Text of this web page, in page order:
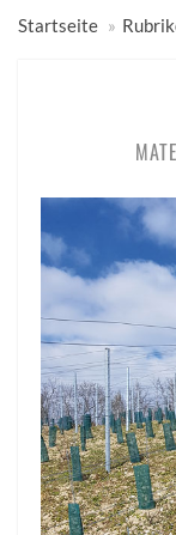
Startseite